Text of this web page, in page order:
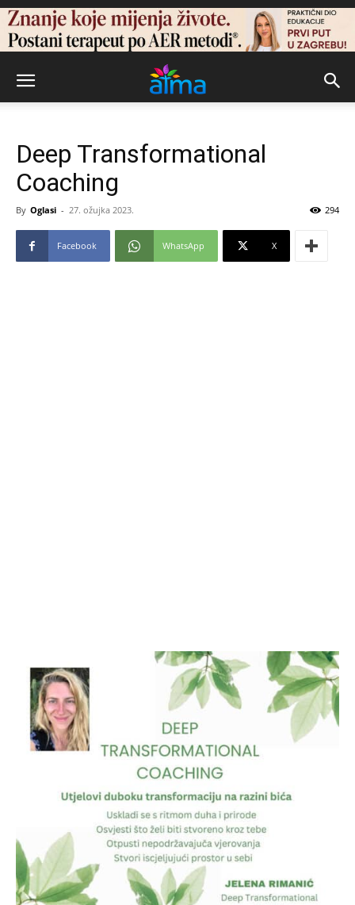
Deep Transformational
Coaching
By Oglasi - 27. ožujka 2023. 294
Facebook WhatsApp X